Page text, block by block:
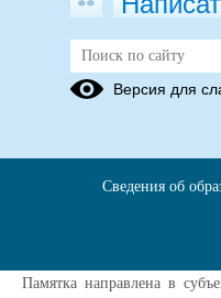
Памятка для
Министерство
использования
профилактике детского
Памятка направлена в
Версия для
Сведения об